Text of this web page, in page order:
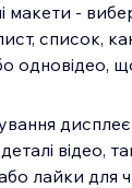
макети -
список,
одновідео,
відео,
лайки для